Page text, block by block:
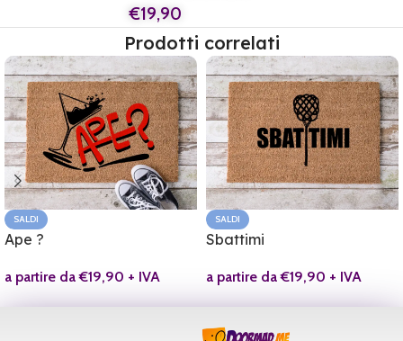
€19,90
Prodotti correlati
SALDI
Ape ?
a partire da€19,90 + IVA
SALDI
Sbattimi
a partire da€19,90 + IVA